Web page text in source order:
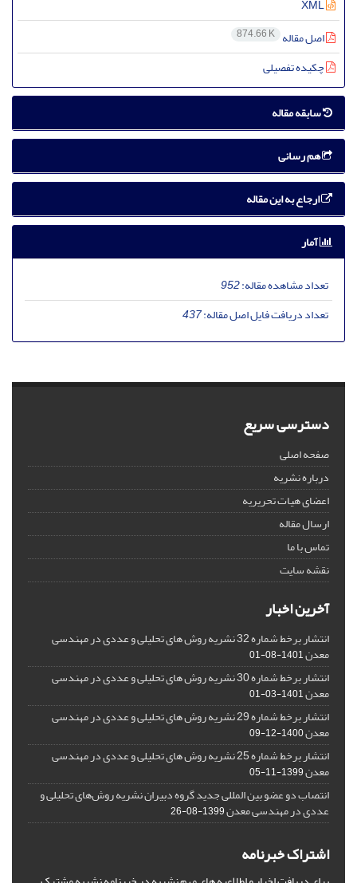
اصل مقاله 874.66 K
چکیده تفصیلی
سابقه مقاله
هم رسانی
ارجاع به این مقاله
آمار
تعداد مشاهده مقاله:952
تعداد دریافت فایل اصل مقاله:437
دسترسی سریع
صفحه اصلی
درباره نشریه
اعضای هیات تحریریه
ارسال مقاله
تماس با ما
نقشه سایت
آخرین اخبار
انتشار برخط شماره 32 نشریه روش های تحلیلی و عددی در مهندسی
معدن1401-08-01
انتشار برخط شماره 30 نشریه روش های تحلیلی و عددی در مهندسی
معدن1401-03-01
انتشار برخط شماره 29 نشریه روش های تحلیلی و عددی در مهندسی
معدن1400-12-09
انتشار برخط شماره 25 نشریه روش های تحلیلی و عددی در مهندسی
معدن1399-11-05
انتصاب دو عضو بین المللی جدید گروه دبیران نشریه روش‌های تحلیلی و
عددی در مهندسی معدن1399-08-26
اشتراک خبرنامه